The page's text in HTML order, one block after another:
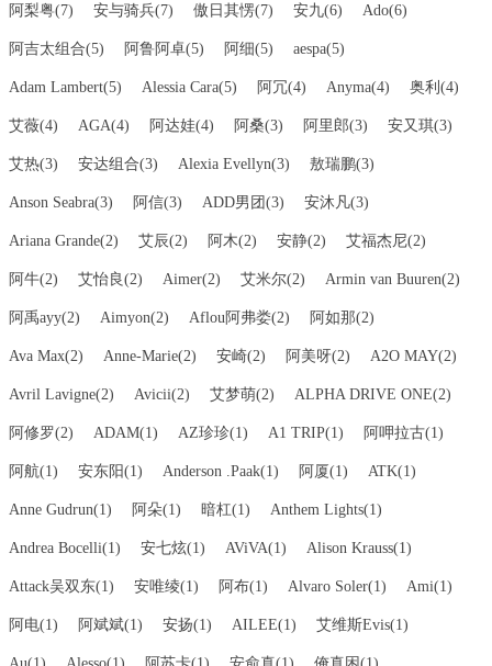
阿梨粤(7) 安与骑兵(7) 傲日其愣(7) 安九(6) Ado(6)
阿吉太组合(5) 阿鲁阿卓(5) 阿细(5) aespa(5)
Adam Lambert(5) Alessia Cara(5) 阿冗(4) Anyma(4) 奥利(4)
艾薇(4) AGA(4) 阿达娃(4) 阿桑(3) 阿里郎(3) 安又琪(3)
艾热(3) 安达组合(3) Alexia Evellyn(3) 敖瑞鹏(3)
Anson Seabra(3) 阿信(3) ADD男团(3) 安沐凡(3)
Ariana Grande(2) 艾辰(2) 阿木(2) 安静(2) 艾福杰尼(2)
阿牛(2) 艾怡良(2) Aimer(2) 艾米尔(2) Armin van Buuren(2)
阿禹ayy(2) Aimyon(2) Aflou阿弗娄(2) 阿如那(2)
Ava Max(2) Anne-Marie(2) 安崎(2) 阿美呀(2) A2O MAY(2)
Avril Lavigne(2) Avicii(2) 艾梦萌(2) ALPHA DRIVE ONE(2)
阿修罗(2) ADAM(1) AZ珍珍(1) A1 TRIP(1) 阿呷拉古(1)
阿航(1) 安东阳(1) Anderson .Paak(1) 阿厦(1) ATK(1)
Anne Gudrun(1) 阿朵(1) 暗杠(1) Anthem Lights(1)
Andrea Bocelli(1) 安七炫(1) AViVA(1) Alison Krauss(1)
Attack吴双东(1) 安唯绫(1) 阿布(1) Alvaro Soler(1) Ami(1)
阿电(1) 阿斌斌(1) 安扬(1) AILEE(1) 艾维斯Evis(1)